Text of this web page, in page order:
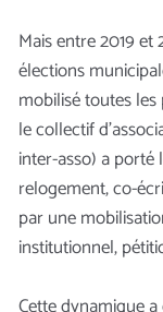
Mais entre 2019 et
élections
mobilisé toutes
le collectif
inter-asso) a porté
relogement, co-
par une
institutionnel,